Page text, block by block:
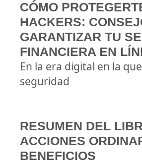
CÓMO
HACKERS:
GARANTIZAR TU
FINANCIERA EN
En la era digital en la
seguridad
RESUMEN DEL
ACCIONES
BENEFICIOS